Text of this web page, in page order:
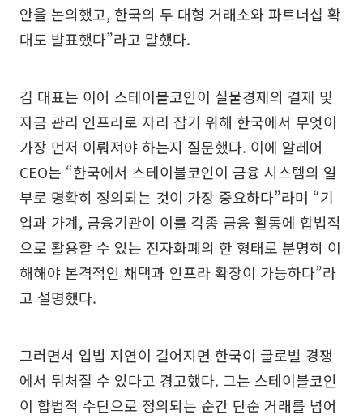
안을 논의했고, 한국의 두 대형 거래소와 파트너십 확
대도 발표했다”라고 말했다.
김 대표는 이어 스테이블코인이 실물경제의 결제 및
자금 관리 인프라로 자리 잡기 위해 한국에서 무엇이
가장 먼저 이뤄져야 하는지 질문했다. 이에 알레어
CEO는 “한국에서 스테이블코인이 금융 시스템의 일
부로 명확히 정의되는 것이 가장 중요하다”라며 “기
업과 가계, 금융기관이 이를 각종 금융 활동에 합법적
으로 활용할 수 있는 전자화폐의 한 형태로 분명히 이
해해야 본격적인 채택과 인프라 확장이 가능하다”라
고 설명했다.
그러면서 입법 지연이 길어지면 한국이 글로벌 경쟁
에서 뒤처질 수 있다고 경고했다. 그는 스테이블코인
이 합법적 수단으로 정의되는 순간 단순 거래를 넘어